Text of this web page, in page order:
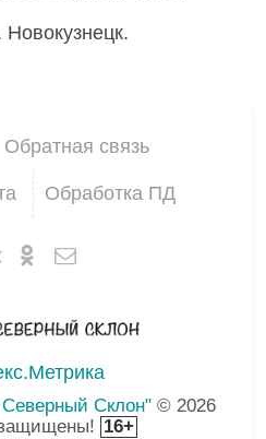
Новокузнецк.
Обратная связь
Обработка ПД
Склон"© 2026
16+